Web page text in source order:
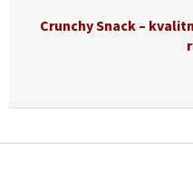
Crunchy Snack –